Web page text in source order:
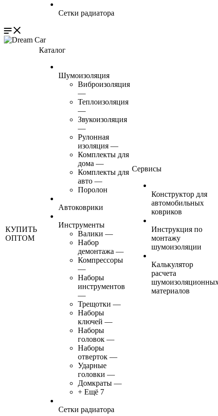
Сетки радиатора
КУПИТЬ
ОПТОМ
Каталог
Шумоизоляция
Виброизоляция
—
Теплоизоляция
—
Звукоизоляция
—
Рулонная
изоляция —
Комплекты для
дома —
Комплекты для
авто —
Поролон
Автоковрики
Инструменты
Валики —
Набор
демонтажа —
Компрессоры
—
Наборы
инструментов
—
Трещотки —
Наборы
ключей —
Наборы
головок —
Наборы
отверток —
Ударные
головки —
Домкраты —
+ Ещё 7
Сетки радиатора
Сервисы
Конструктор для
автомобильных
ковриков
Инструкция по
монтажу
шумоизоляции
Калькулятор
расчета
материалов